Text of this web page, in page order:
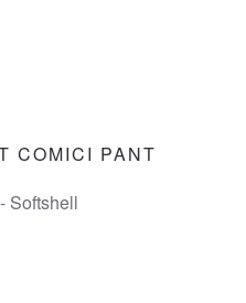
COMICI PANT
Softshell